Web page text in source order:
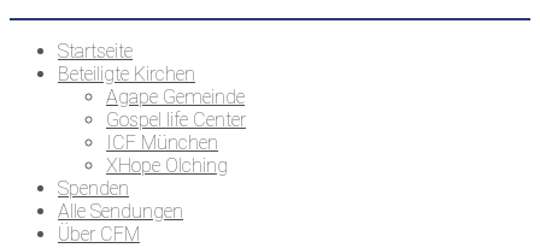
Startseite
Beteiligte Kirchen
Agape Gemeinde
Gospel life Center
ICF München
XHope Olching
Spenden
Alle Sendungen
Über CFM